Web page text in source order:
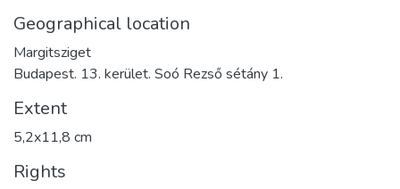
Geographical location
Margitsziget
Budapest. 13. kerület. Soó Rezső sétány 1.
Extent
5,2x11,8 cm
Rights